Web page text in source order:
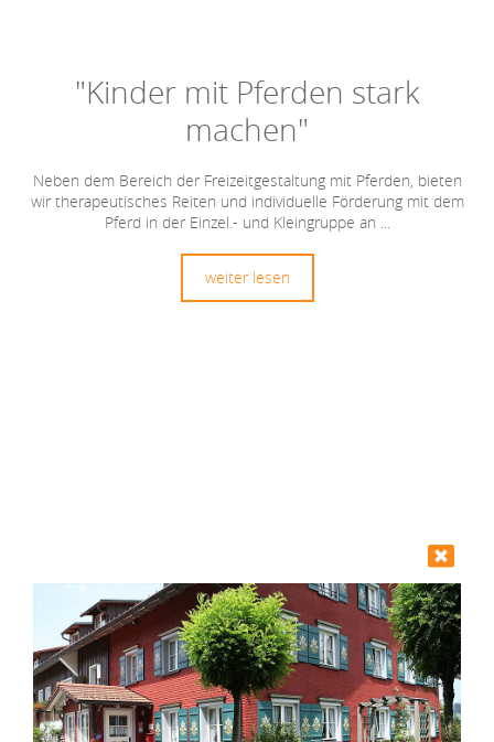
"Kinder mit Pferden stark
machen"
Neben dem Bereich der Freizeitgestaltung mit Pferden, bieten
wir therapeutisches Reiten und individuelle Förderung mit dem
Pferd in der Einzel.- und Kleingruppe an ...
weiter lesen